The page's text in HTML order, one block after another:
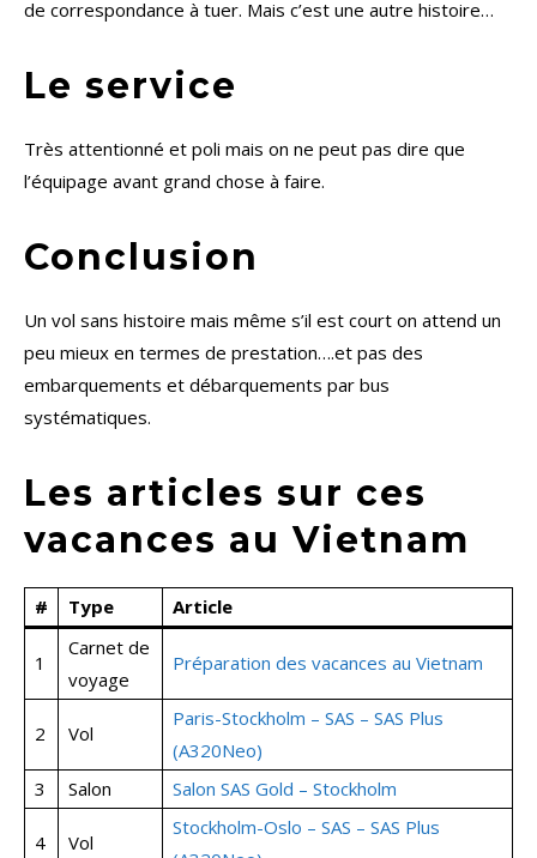
de correspondance à tuer. Mais c’est une autre histoire…
Le service
Très attentionné et poli mais on ne peut pas dire que
l’équipage avant grand chose à faire.
Conclusion
Un vol sans histoire mais même s’il est court on attend un
peu mieux en termes de prestation….et pas des
embarquements et débarquements par bus
systématiques.
Les articles sur ces
vacances au Vietnam
# Type Article
1
Carnet de
voyage
Préparation des vacances au Vietnam
2 Vol
Paris-Stockholm – SAS – SAS Plus
(A320Neo)
3
Salon Salon SAS Gold – Stockholm
4 Vol
Stockholm-Oslo – SAS – SAS Plus